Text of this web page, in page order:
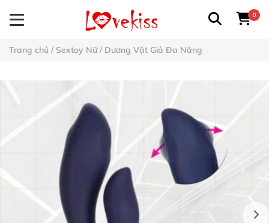
0
Trang chủ / Sextoy Nữ/ Dương Vật Giả Đa Năng